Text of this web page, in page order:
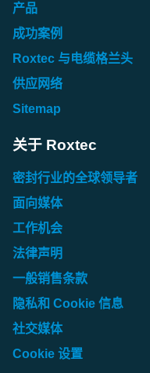
产品
成功案例
Roxtec 与电缆格兰头
供应网络
Sitemap
关于 Roxtec
密封行业的全球领导者
面向媒体
工作机会
法律声明
一般销售条款
隐私和 Cookie 信息
社交媒体
Cookie 设置